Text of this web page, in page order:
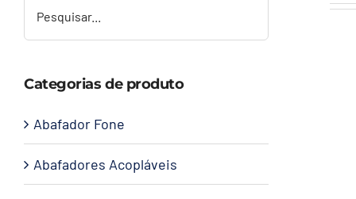
Categorias de produto
Abafador Fone
Abafadores Acopláveis